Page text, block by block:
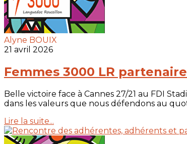
Alyne BOUIX
21 avril 2026
Femmes 3000 LR
Belle victoire face à Cannes 27/21 au FDI
dans les valeurs que nous défendons au
Lire la suite...